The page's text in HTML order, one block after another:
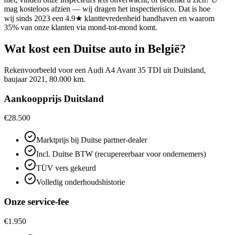
mag kosteloos afzien — wij dragen het inspectierisico. Dat is hoe
wij sinds 2023 een 4.9★ klanttevredenheid handhaven en waarom
35% van onze klanten via mond-tot-mond komt.
Wat kost een Duitse auto in België?
Rekenvoorbeeld voor een Audi A4 Avant 35 TDI uit Duitsland,
baujaar 2021, 80.000 km.
Aankoopprijs Duitsland
€28.500
Marktprijs bij Duitse partner-dealer
Incl. Duitse BTW (recupereerbaar voor ondernemers)
TÜV vers gekeurd
Volledig onderhoudshistorie
Onze service-fee
€1.950